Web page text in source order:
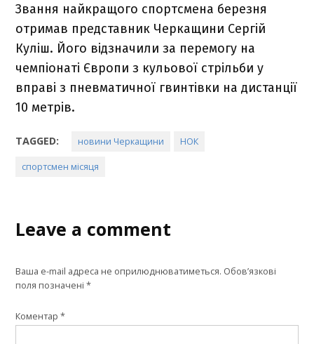
Звання найкращого спортсмена березня
отримав представник Черкащини Сергій
Куліш. Його відзначили за перемогу на
чемпіонаті Європи з кульової стрільби у
вправі з пневматичної гвинтівки на дистанції
10 метрів.
TAGGED: новини Черкащини НОК
спортсмен місяця
Leave a comment
Ваша e-mail адреса не оприлюднюватиметься. Обов’язкові
поля позначені*
Коментар*